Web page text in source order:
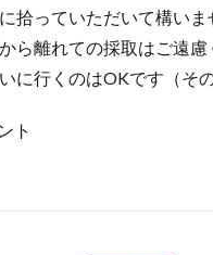
拾っていただいて構いま
ら離れての採取はご遠慮
に行くのはOKです（そ
ト